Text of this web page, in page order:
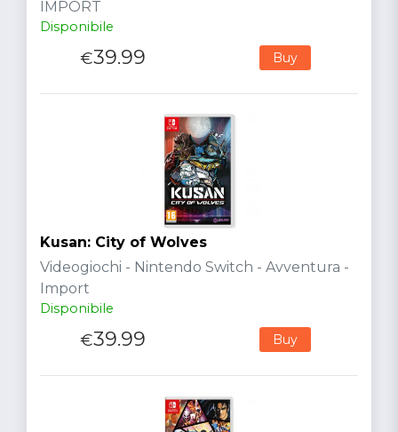
IMPORT
Disponibile
€39.99 Buy
Kusan: City of Wolves
Videogiochi - Nintendo Switch - Avventura -
Import
Disponibile
€39.99 Buy